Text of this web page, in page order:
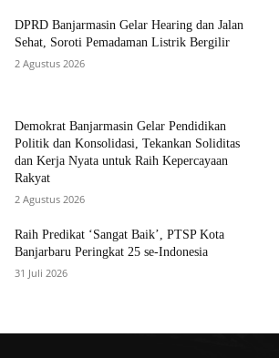
DPRD Banjarmasin Gelar Hearing dan Jalan
Sehat, Soroti Pemadaman Listrik Bergilir
2 Agustus 2026
Demokrat Banjarmasin Gelar Pendidikan
Politik dan Konsolidasi, Tekankan Soliditas
dan Kerja Nyata untuk Raih Kepercayaan
Rakyat
2 Agustus 2026
Raih Predikat ‘Sangat Baik’, PTSP Kota
Banjarbaru Peringkat 25 se-Indonesia
31 Juli 2026